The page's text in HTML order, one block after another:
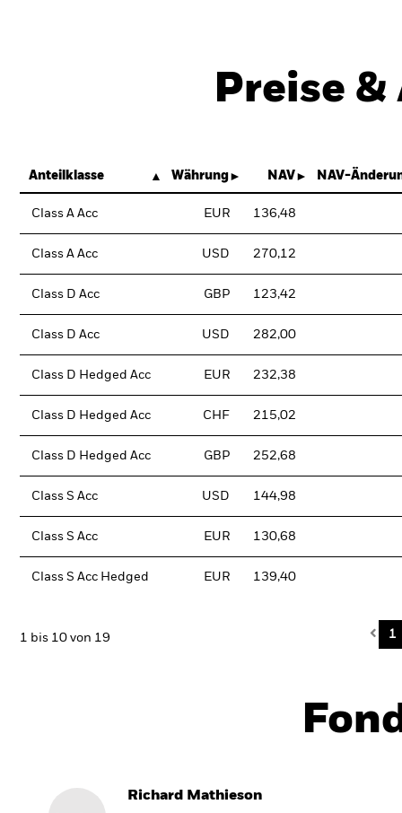
Preise
Anteilklasse Währung NAV NAV-
Class A Acc EUR 136,48
Class A Acc USD 270,12
Class D Acc GBP 123,42
Class D Acc USD 282,00
Class D Hedged Acc EUR 232,38
Class D Hedged Acc CHF 215,02
Class D Hedged Acc GBP 252,68
Class S Acc USD 144,98
Class S Acc EUR 130,68
Class S Acc Hedged EUR 139,40
1 bis 10 von 19 1
Richard Mathieson